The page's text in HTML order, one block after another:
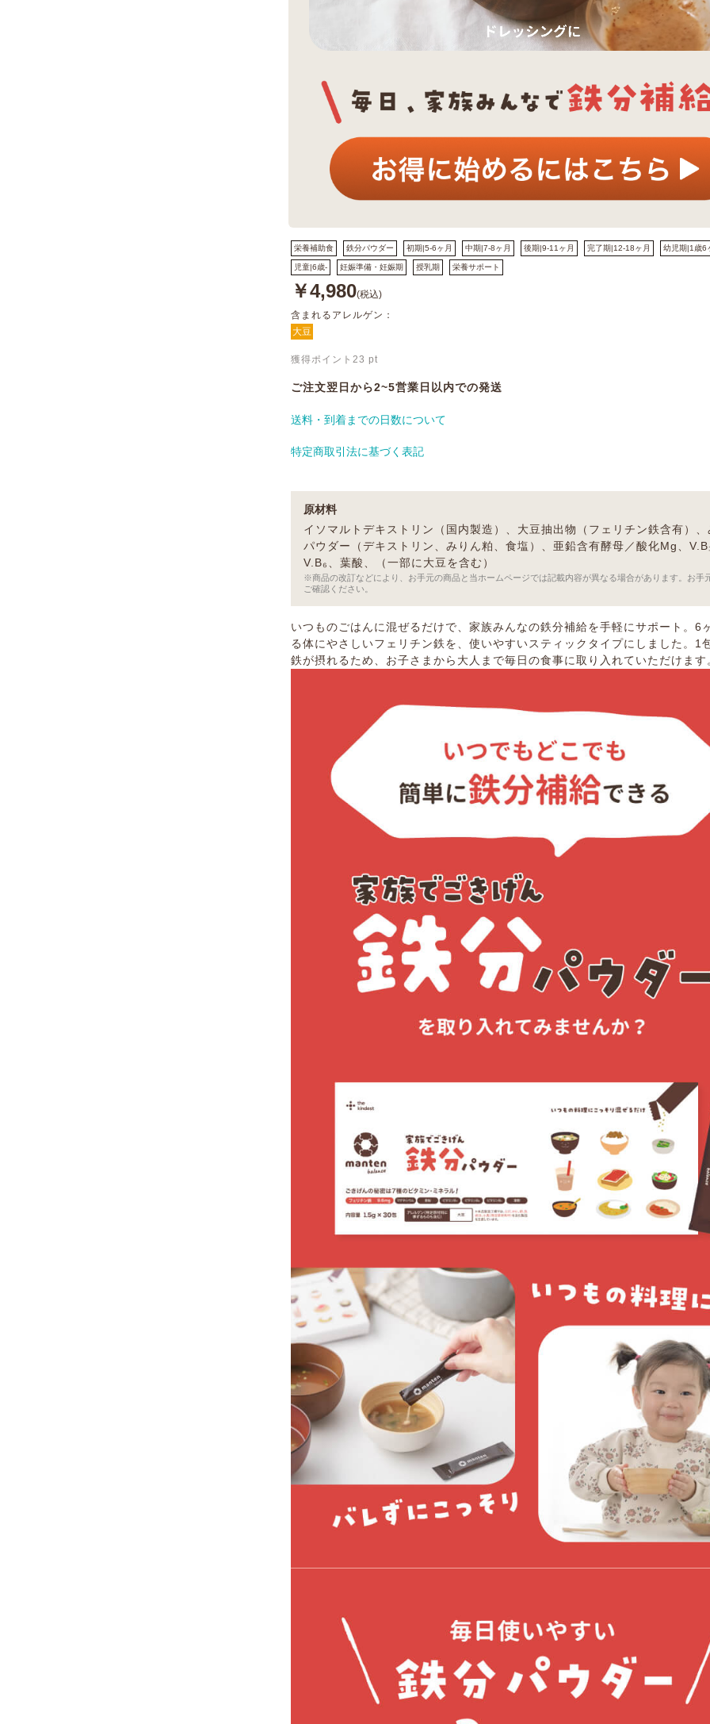
栄養補助食 鉄分パウダー 初期|5-6ヶ月 中期|7-8ヶ月 後期|9-11ヶ月 完了期|12-18ヶ月 幼児期|1歳6
児童|6歳- 妊娠準備・妊娠期 授乳期 栄養サポート
￥4,980(税込)
含まれるアレルゲン：
大豆
獲得ポイント 23 pt
ご注文翌日から2~5営業日以内での発送
送料・到着までの日数について
特定商取引法に基づく表記
原材料
イソマルトデキストリン（国内製造）、大豆抽出物（フェリチン鉄含有）
パウダー（デキストリン、みりん粕、食塩）、亜鉛含有酵母／酸化Mg、
V.B₆、葉酸、（一部に大豆を含む）
※商品の改訂などにより、お手元の商品と当ホームページでは記載内容が異なる場合があります。お手
ご確認ください。
いつものごはんに混ぜるだけで、家族みんなの鉄分補給を手軽にサポート。6
る体にやさしいフェリチン鉄を、使いやすいスティックタイプにしました。1
鉄が摂れるため、お子さまから大人まで毎日の食事に取り入れていただけます